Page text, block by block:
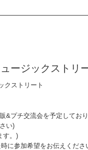
ージックストリ
クストリート
&プチ交流会を予定してお
い)
す。)
に参加希望をお伝えくだ